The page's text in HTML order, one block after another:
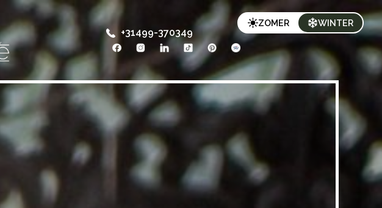
+31499-370349
ZOMER WINTER